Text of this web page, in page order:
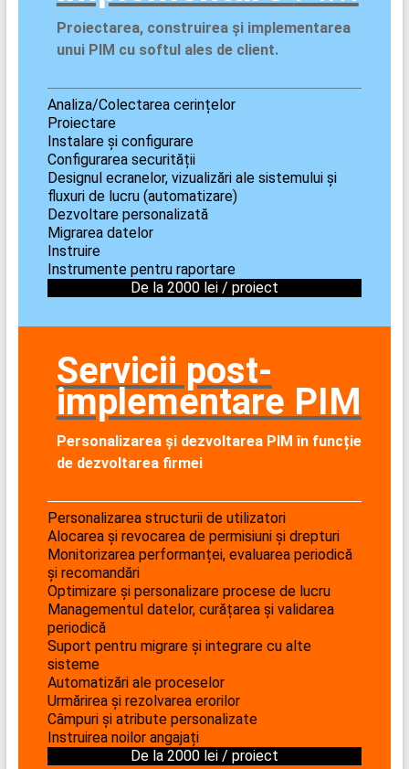
Proiectarea, construirea și implementarea
unui PIM cu softul ales de client.
Analiza/Colectarea cerințelor
Proiectare
Instalare și configurare
Configurarea securității
Designul ecranelor, vizualizări ale sistemului și
fluxuri de lucru (automatizare)
Dezvoltare personalizată
Migrarea datelor
Instruire
Instrumente pentru raportare
De la 2000 lei / proiect
Servicii post-
implementare PIM
Personalizarea și dezvoltarea PIM în funcție
de dezvoltarea firmei
Personalizarea structurii de utilizatori
Alocarea și revocarea de permisiuni și drepturi
Monitorizarea performanței, evaluarea periodică
și recomandări
Optimizare și personalizare procese de lucru
Managementul datelor, curățarea și validarea
periodică
Suport pentru migrare și integrare cu alte
sisteme
Automatizări ale proceselor
Urmărirea și rezolvarea erorilor
Câmpuri și atribute personalizate
Instruirea noilor angajați
De la 2000 lei / proiect